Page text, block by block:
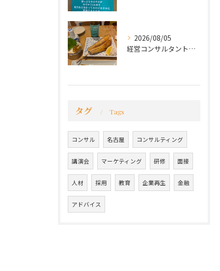
2026/08/05
経営コンサルタントのモーちゃん・毛利京申です。
タグ Tags
コンサル 名古屋 コンサルティング
講演会 マーケティング 研修 面接
人材 採用 教育 企業再生 金融
アドバイス